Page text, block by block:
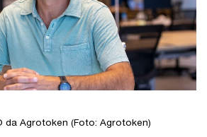
da Agrotoken (Foto: Agrotoken)